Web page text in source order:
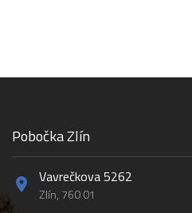
Pobočka Zlín
Vavrečkova 5262
Zlín, 760 01